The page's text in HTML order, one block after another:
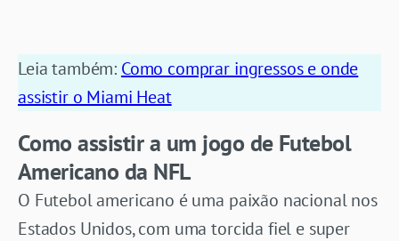
Leia também: Como comprar ingressos e onde
assistir o Miami Heat
Como assistir a um jogo de Futebol
Americano da NFL
O Futebol americano é uma paixão nacional nos
Estados Unidos, com uma torcida fiel e super